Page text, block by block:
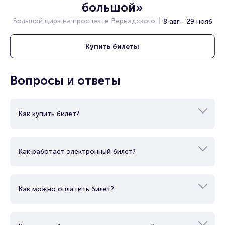
Подробнее о том, как вернуть, сдать или продать билет
Организаторам
большой»
Большой цирк на проспекте Вернадского 8 авг - 29 нояб
Купить билеты
Вопросы и ответы
Как купить билет?
Как работает электронный билет?
Как можно оплатить билет?